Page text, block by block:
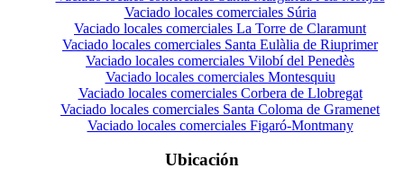
Vaciado locales comerciales Súria
Vaciado locales comerciales La Torre de Claramunt
Vaciado locales comerciales Santa Eulàlia de Riuprimer
Vaciado locales comerciales Vilobí del Penedès
Vaciado locales comerciales Montesquiu
Vaciado locales comerciales Corbera de Llobregat
Vaciado locales comerciales Santa Coloma de Gramenet
Vaciado locales comerciales Figaró-Montmany
Ubicación